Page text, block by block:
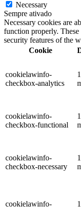
Necessary
Sempre ativado
Necessary cookies are
function properly. These
security features of the
Cookie
cookielawinfo-
checkbox-analytics
cookielawinfo-
checkbox-functional
cookielawinfo-
checkbox-necessary
cookielawinfo-